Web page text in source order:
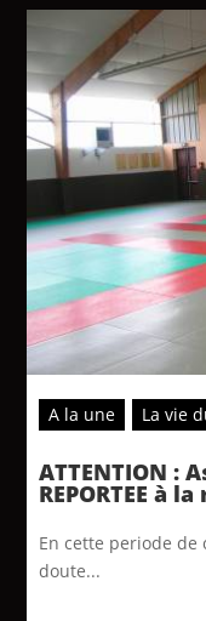
A la une La vie
ATTENTION :
REPORTEE à
En cette periode de
doute...